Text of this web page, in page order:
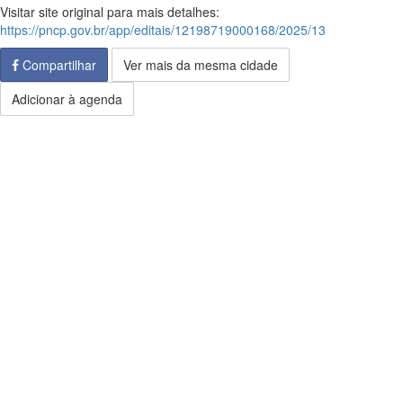
Visitar site original para mais detalhes:
https://pncp.gov.br/app/editais/12198719000168/2025/13
Compartilhar
Ver mais da mesma cidade
Adicionar à agenda